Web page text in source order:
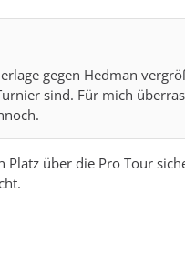
gegen Hedman
sind. Für mich
über die Pro Tour